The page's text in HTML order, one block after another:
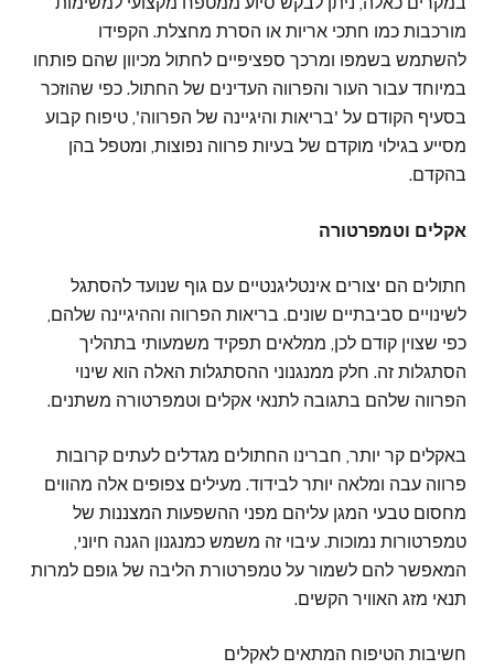
מורכבות כמו חתכי אריות או הסרת מחצלת. הקפידו
להשתמש בשמפו ומרכך ספציפיים לחתול מכיוון שהם פותחו
במיוחד עבור העור והפרווה העדינים של החתול. כפי שהוזכר
בסעיף הקודם על 'בריאות והיגיינה של הפרווה', טיפוח קבוע
מסייע בגילוי מוקדם של בעיות פרווה נפוצות, ומטפל בהן
בהקדם.
אקלים וטמפרטורה
חתולים הם יצורים אינטליגנטיים עם גוף שנועד להסתגל
לשינויים סביבתיים שונים. בריאות הפרווה וההיגיינה שלהם,
כפי שצוין קודם לכן, ממלאים תפקיד משמעותי בתהליך
הסתגלות זה. חלק ממנגנוני ההסתגלות האלה הוא שינוי
הפרווה שלהם בתגובה לתנאי אקלים וטמפרטורה משתנים.
באקלים קר יותר, חברינו החתולים מגדלים לעתים קרובות
פרווה עבה ומלאה יותר לבידוד. מעילים צפופים אלה מהווים
מחסום טבעי המגן עליהם מפני ההשפעות המצננות של
טמפרטורות נמוכות. עיבוי זה משמש כמנגנון הגנה חיוני,
המאפשר להם לשמור על טמפרטורת הליבה של גופם למרות
תנאי מזג האוויר הקשים.
חשיבות הטיפוח המתאים לאקלים